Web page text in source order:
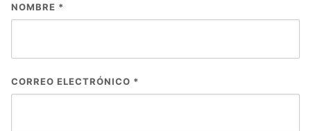
NOMBRE *
CORREO ELECTRÓNICO *